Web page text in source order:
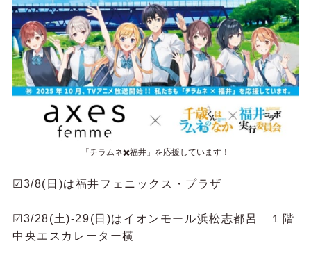
「チラムネ✖️福井」を応援しています！
☑︎3/8(日)は福井フェニックス・プラザ
☑︎3/28(土)-29(日)はイオンモール浜松志都呂 １階
中央エスカレーター横